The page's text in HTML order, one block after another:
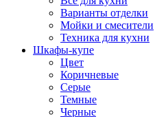
Варианты отделки
Мойки и смесители
Техника для кухни
Шкафы-купе
Цвет
Коричневые
Серые
Темные
Черные